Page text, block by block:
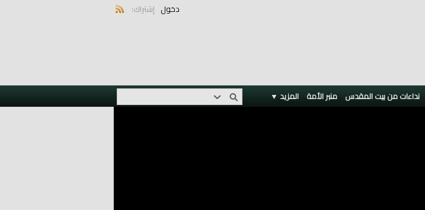
دخول إشتراك:
نداءات من بيت المقدس منبر الأمة المزيد ▼